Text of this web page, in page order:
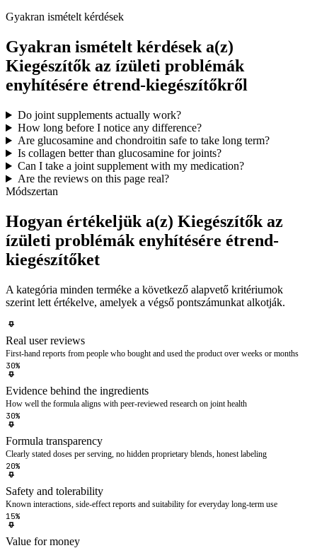
Gyakran ismételt kérdések
Gyakran ismételt kérdések a(z)
Kiegészítők az ízületi problémák
enyhítésére étrend-kiegészítőkről
Do joint supplements actually work?
How long before I notice any difference?
Are glucosamine and chondroitin safe to take long term?
Is collagen better than glucosamine for joints?
Can I take a joint supplement with my medication?
Are the reviews on this page real?
Módszertan
Hogyan értékeljük a(z) Kiegészítők az
ízületi problémák enyhítésére étrend-
kiegészítőket
A kategória minden terméke a következő alapvető kritériumok
szerint lett értékelve, amelyek a végső pontszámunkat alkotják.
Real user reviews
First-hand reports from people who bought and used the product over weeks or months
30%
Evidence behind the ingredients
How well the formula aligns with peer-reviewed research on joint health
30%
Formula transparency
Clearly stated doses per serving, no hidden proprietary blends, honest labeling
20%
Safety and tolerability
Known interactions, side-effect reports and suitability for everyday long-term use
15%
Value for money